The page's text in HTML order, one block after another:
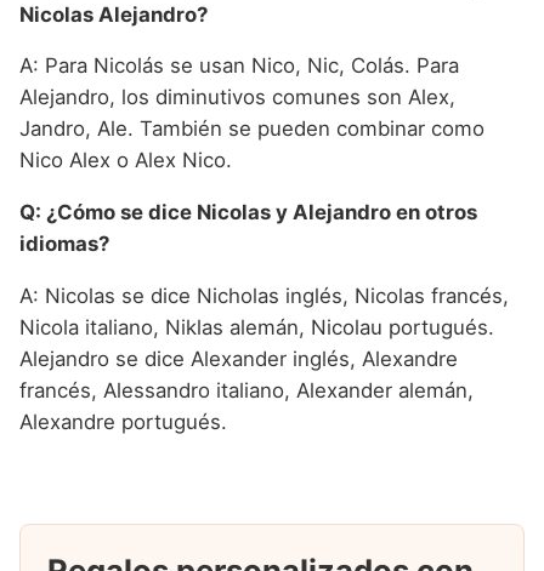
Nicolas Alejandro?
A: Para Nicolás se usan Nico, Nic, Colás. Para
Alejandro, los diminutivos comunes son Alex,
Jandro, Ale. También se pueden combinar como
Nico Alex o Alex Nico.
Q: ¿Cómo se dice Nicolas y Alejandro en otros
idiomas?
A: Nicolas se dice Nicholas inglés, Nicolas francés,
Nicola italiano, Niklas alemán, Nicolau portugués.
Alejandro se dice Alexander inglés, Alexandre
francés, Alessandro italiano, Alexander alemán,
Alexandre portugués.